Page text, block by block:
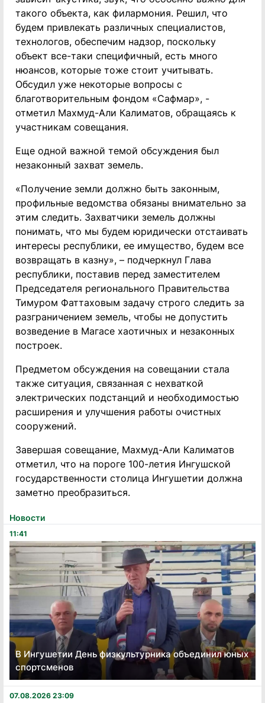
Новости
11:41
В Ингушетии День физкультурника объединил юных
спортсменов
07.08.2026 23:09
такого объекта, как филармония. Решил, что
будем привлекать различных специалистов,
технологов, обеспечим надзор, поскольку
объект все-таки специфичный, есть много
нюансов, которые тоже стоит учитывать.
Обсудил уже некоторые вопросы с
благотворительным фондом «Сафмар», -
отметил Махмуд-Али Калиматов, обращаясь к
участникам совещания.
Еще одной важной темой обсуждения был
незаконный захват земель.
«Получение земли должно быть законным,
профильные ведомства обязаны внимательно за
этим следить. Захватчики земель должны
понимать, что мы будем юридически отстаивать
интересы республики, ее имущество, будем все
возвращать в казну», – подчеркнул Глава
республики, поставив перед заместителем
Председателя регионального Правительства
Тимуром Фаттаховым задачу строго следить за
разграничением земель, чтобы не допустить
возведение в Магасе хаотичных и незаконных
построек.
Предметом обсуждения на совещании стала
также ситуация, связанная с нехваткой
электрических подстанций и необходимостью
расширения и улучшения работы очистных
сооружений.
Завершая совещание, Махмуд-Али Калиматов
отметил, что на пороге 100-летия Ингушской
государственности столица Ингушетии должна
заметно преобразиться.